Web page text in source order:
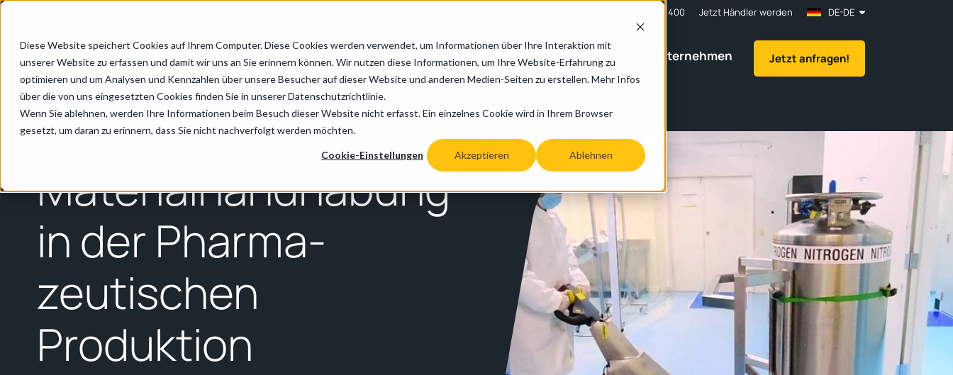
Diese Website speichert Cookies auf Ihrem Computer. Diese Cookies werden verwendet, um Informationen über Ihre Interaktion mit
unserer Website zu erfassen und damit wir uns an Sie erinnern können. Wir nutzen diese Informationen, um Ihre Website-Erfahrung zu
optimieren und um Analysen und Kennzahlen über unsere Besucher auf dieser Website und anderen Medien-Seiten zu erstellen. Mehr Infos
über die von uns eingesetzten Cookies finden Sie in unserer Datenschutzrichtlinie.
Wenn Sie ablehnen, werden Ihre Informationen beim Besuch dieser Website nicht erfasst. Ein einzelnes Cookie wird in Ihrem Browser
gesetzt, um daran zu erinnern, dass Sie nicht nachverfolgt werden möchten.
Cookie-Einstellungen Akzeptieren Ablehnen
+49 (0) 2761 83 33 400 Jetzt Händler werden DE-DE
Produkte Industrien Anwendungen Service Ressourcen Unternehmen Jetzt anfragen!
Home/ Pharmazeutik & Life Sciences/ Leitfaden zur Materialhandhabung
Materialhandhabung
in der Pharma­
zeutischen
Produktion
Ihr Leitfaden